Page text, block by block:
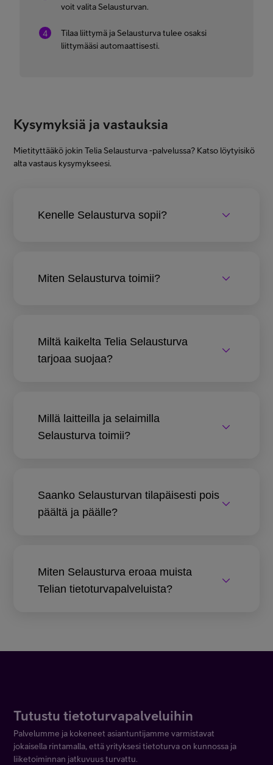
voit valita Selausturvan.
Tilaa liittymä ja Selausturva tulee osaksi
liittymääsi automaattisesti.
Kysymyksiä ja vastauksia
Mietityttääkö jokin Telia Selausturva -palvelussa? Katso löytyisikö
alta vastaus kysymykseesi.
Kenelle Selausturva sopii?
Miten Selausturva toimii?
Miltä kaikelta Telia Selausturva
tarjoaa suojaa?
Millä laitteilla ja selaimilla
Selausturva toimii?
Saanko Selausturvan tilapäisesti pois
päältä ja päälle?
Miten Selausturva eroaa muista
Telian tietoturvapalveluista?
Tutustu tietoturvapalveluihin
Palvelumme ja kokeneet asiantuntijamme varmistavat
jokaisella rintamalla, että yrityksesi tietoturva on kunnossa ja
liiketoiminnan jatkuvuus turvattu.